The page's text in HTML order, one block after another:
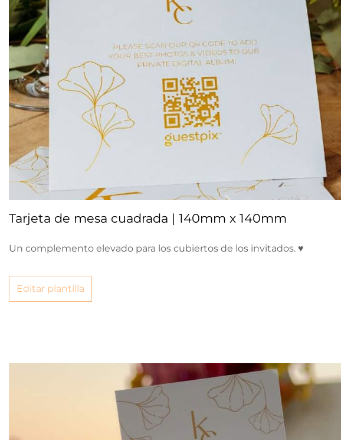
Tarjeta de mesa cuadrada | 140mm x 140mm
Un complemento elevado para los cubiertos de los invitados. ♥
Editar plantilla